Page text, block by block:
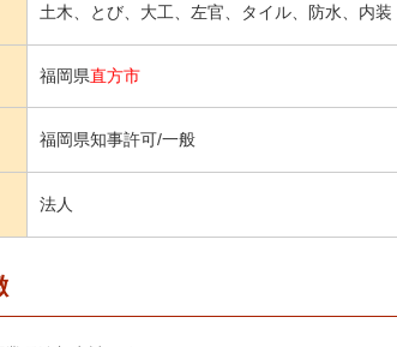
土木、とび、大工、左官、タイル、防水、内装
福岡県直方市
福岡県知事許可/一般
法人